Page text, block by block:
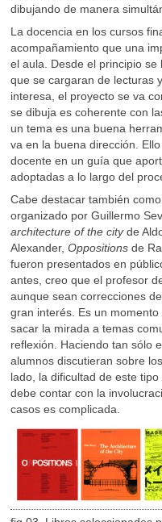
dibujando de manera
La docencia en los cursos
acompañamiento que una
el aula. Desde el principio
que se cargaran de lecturas
interesa, el proyecto se va
se dibuja es coherente con
un tema es una buena
va en la buena dirección.
docente en un guía que
adoptadas a lo largo del
Cabe destacar también
organizado por Guillermo
architecture of the cityde
Alexander, Oppositions de
fueron presentados en
antes, creo que el profesor
aunque sean correcciones
gran interés. Es un
sacar la mirada a temas
reflexión. Haciendo tan sólo
alumnos discutieran sobre
lado, la dificultad de este
debe contar con la
casos es complicada.